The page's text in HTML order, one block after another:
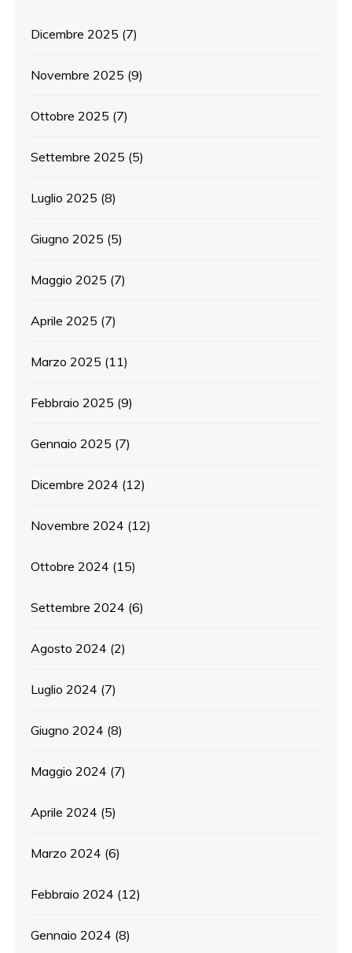
Dicembre 2025 (7)
Novembre 2025 (9)
Ottobre 2025 (7)
Settembre 2025 (5)
Luglio 2025 (8)
Giugno 2025 (5)
Maggio 2025 (7)
Aprile 2025 (7)
Marzo 2025 (11)
Febbraio 2025 (9)
Gennaio 2025 (7)
Dicembre 2024 (12)
Novembre 2024 (12)
Ottobre 2024 (15)
Settembre 2024 (6)
Agosto 2024 (2)
Luglio 2024 (7)
Giugno 2024 (8)
Maggio 2024 (7)
Aprile 2024 (5)
Marzo 2024 (6)
Febbraio 2024 (12)
Gennaio 2024 (8)